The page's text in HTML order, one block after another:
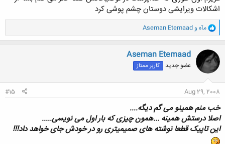
اشکالات ویرایشی دوستان چشم پوشی کرد
و
ا
ک
ن
ش
ه
ا
مآه وAseman Etemaad
Aseman Etemaad
عضو جدید کاربر ممتاز
Aug 29, 2008
#15
خب منم همینو می گم دیگه....
اصلا درستش همینه ...همون چیزی که بار اول می نویسی.....
این تاپیک قطعا نوشته های صمیمیتری رو در خودش جای خواهد داد!!!